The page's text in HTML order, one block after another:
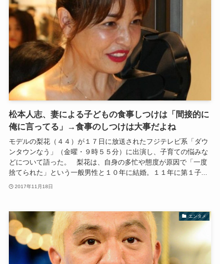
松本人志、妻による子どもの食事しつけは「間接的に
俺に言ってる」→食事のしつけは大事だよね
モデルの梨花（４４）が１７日に放送されたフジテレビ系「ダウ
ンタウンなう」（金曜・９時５５分）に出演し、子育ての悩みな
どについて語った。 梨花は、自身の多忙や態度が原因で「一度
捨てられた」という一般男性と１０年に結婚。１１年に第１子...
2017年11月18日
エンタメ